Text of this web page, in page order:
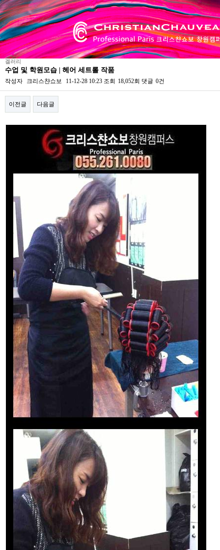
겔러리
수업 및 학원모습 | 헤어 세트롤 작품
작성자 크리스챤쇼보 11-12-28 10:23 조회 18,052회 댓글 0건
이전글 다음글